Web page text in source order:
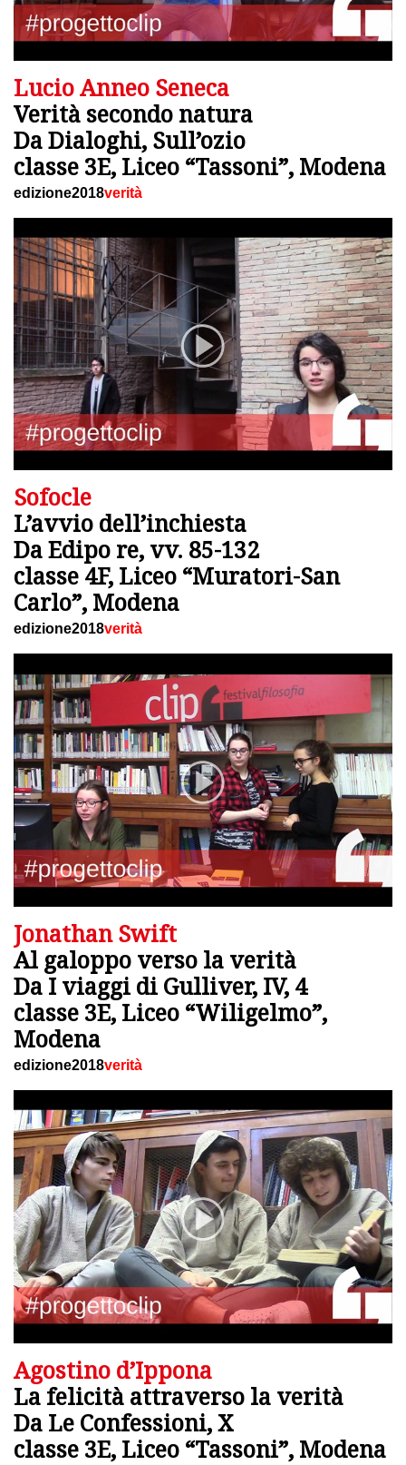
Lucio Anneo Seneca
Verità secondo natura
Da Dialoghi, Sull’ozio
classe 3E, Liceo “Tassoni”, Modena
edizione2018verità
Sofocle
L’avvio dell’inchiesta
Da Edipo re, vv. 85-132
classe 4F, Liceo “Muratori-San
Carlo”, Modena
edizione2018verità
Jonathan Swift
Al galoppo verso la verità
Da I viaggi di Gulliver, IV, 4
classe 3E, Liceo “Wiligelmo”,
Modena
edizione2018verità
Agostino d’Ippona
La felicità attraverso la verità
Da Le Confessioni, X
classe 3E, Liceo “Tassoni”, Modena